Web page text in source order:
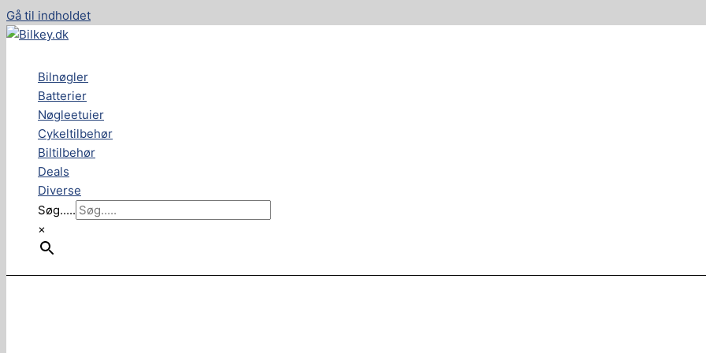
Gå til indholdet
Bilnøgler
Batterier
Nøgleetuier
Cykeltilbehør
Biltilbehør
Deals
Diverse
Søg.....
×